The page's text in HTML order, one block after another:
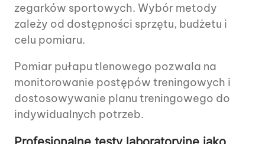
zegarków sportowych. Wybór metody
zależy od dostępności sprzętu, budżetu i
celu pomiaru.
Pomiar pułapu tlenowego pozwala na
monitorowanie postępów treningowych i
dostosowywanie planu treningowego do
indywidualnych potrzeb.